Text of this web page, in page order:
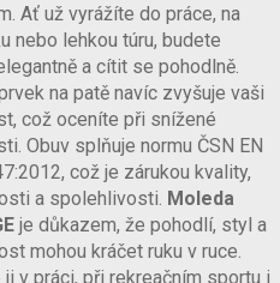
Ať už vyrážíte do práce, na
nebo lehkou túru, budete
a cítit se pohodlně.
na patě navíc zvyšuje vaši
což oceníte při snížené
Obuv splňuje normu ČSN EN
což je zárukou kvality,
a spolehlivosti. Moleda
je důkazem, že pohodlí, styl a
mohou kráčet ruku v ruce.
v práci, při rekreačním sportu i